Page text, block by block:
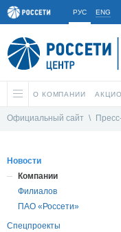
РУС ENG
О КОМПАНИИ
Официальный сайт \
Новости
Компании
Филиалов
ПАО «Россети»
Спецпроекты